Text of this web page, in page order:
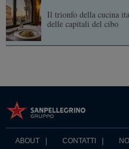
Il trionfo della cucina
delle capitali del cibo
ABOUT CONTATTI